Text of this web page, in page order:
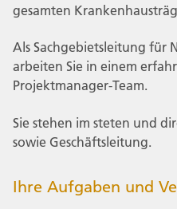
gesamten
Als Sachgebietsleitung für
arbeiten Sie in einem
Projektmanager-Team.
Sie stehen im steten und
sowie Geschäftsleitung.
Ihre Aufgaben und